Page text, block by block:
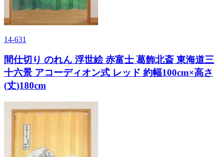
14-631
間仕切り のれん 浮世絵 赤富士 葛飾北斎 東海道三
十六景 アコーディオン式 レッド 約幅100cm×高さ
(丈)180cm